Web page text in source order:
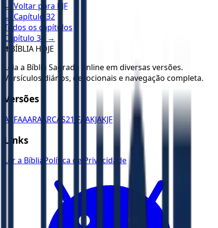
← Voltar para KJF
← Capítulo 32
Todos os capítulos
Capítulo 34
→
✝️ BÍBLIA HOJE
Leia a Bíblia Sagrada online em diversas versões.
Versículos diários, devocionais e navegação completa.
Versões
ACFAAARA ARCAS21 JFAAKJAKJF
Links
Ler a Bíblia Política de Privacidade